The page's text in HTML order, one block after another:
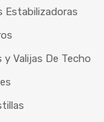
Estabilizadoras
y Valijas De Techo